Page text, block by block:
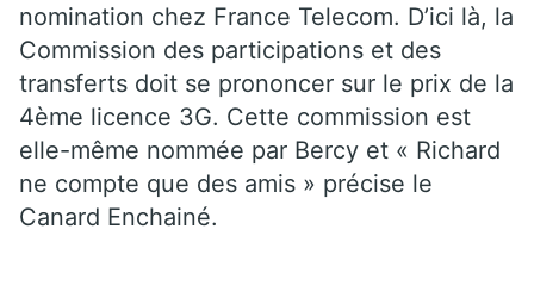
nomination chez France Telecom. D’ici là, la
Commission des participations et des
transferts doit se prononcer sur le prix de la
4ème licence 3G. Cette commission est
elle-même nommée par Bercy et « Richard
ne compte que des amis » précise le
Canard Enchainé.